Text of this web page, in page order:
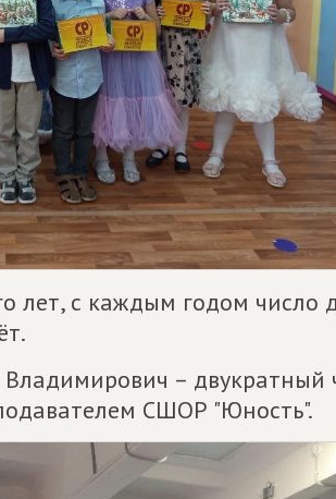
лет, с каждым годом число
– двукратный
СШОР "Юность".